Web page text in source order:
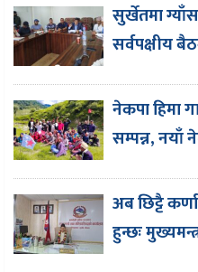
सुर्खेतमा
सर्वपक्षीय
नेकपा हिमा
सम्पन्न, नयाँ
अब छिट्टै
हुन्छः